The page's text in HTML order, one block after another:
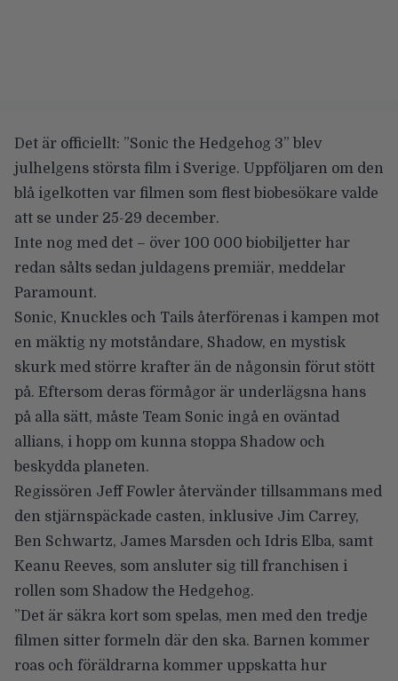
Det är officiellt: ”Sonic the Hedgehog 3” blev
julhelgens största film i Sverige. Uppföljaren om den
blå igelkotten var filmen som flest biobesökare valde
att se under 25-29 december.
Inte nog med det – över 100 000 biobiljetter har
redan sålts sedan juldagens premiär, meddelar
Paramount.
Sonic, Knuckles och Tails återförenas i kampen mot
en mäktig ny motståndare, Shadow, en mystisk
skurk med större krafter än de någonsin förut stött
på. Eftersom deras förmågor är underlägsna hans
på alla sätt, måste Team Sonic ingå en oväntad
allians, i hopp om kunna stoppa Shadow och
beskydda planeten.
Regissören Jeff Fowler återvänder tillsammans med
den stjärnspäckade casten, inklusive Jim Carrey,
Ben Schwartz, James Marsden och Idris Elba, samt
Keanu Reeves, som ansluter sig till franchisen i
rollen som Shadow the Hedgehog.
”Det är säkra kort som spelas, men med den tredje
filmen sitter formeln där den ska. Barnen kommer
roas och föräldrarna kommer uppskatta hur